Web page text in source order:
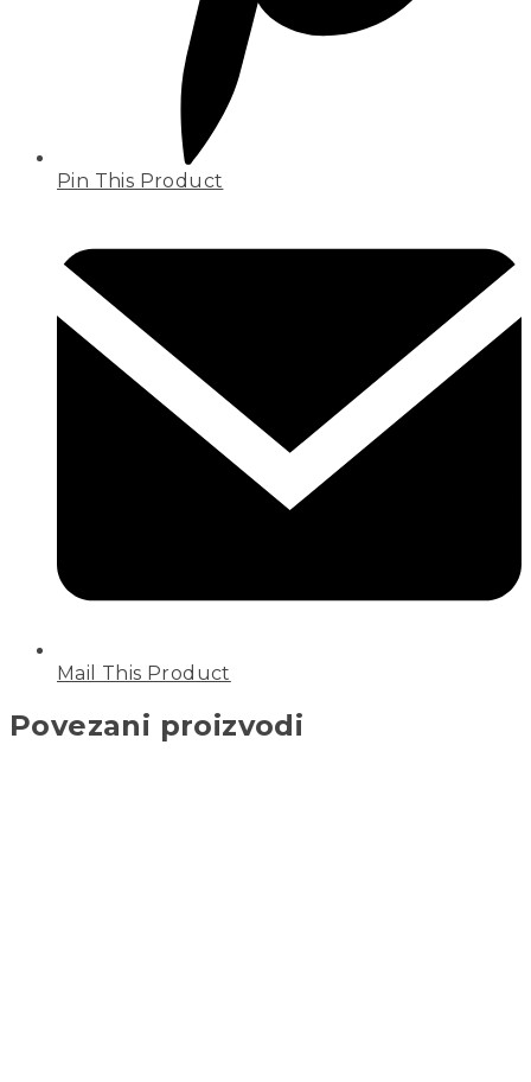
Pin This Product
Mail This Product
Povezani proizvodi